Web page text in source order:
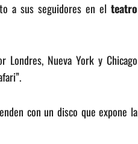
a sus seguidores en el teatro
Nueva York y Chicago
con un disco que expone la